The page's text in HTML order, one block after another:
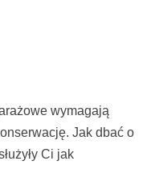
wymagają
Jak dbać o
Ci jak